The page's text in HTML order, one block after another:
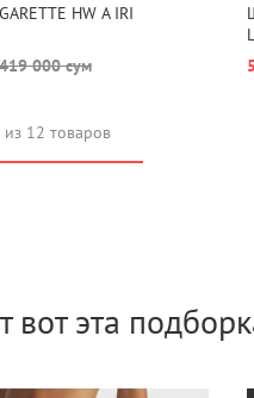
HW A IRI
000 сум
из 12 товаров
вот эта